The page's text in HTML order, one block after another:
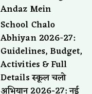
Andaz Mein
School Chalo
Abhiyan 2026-27:
Guidelines, Budget,
Activities & Full
Details स्कूल चलो
अभियान 2026-27: नई